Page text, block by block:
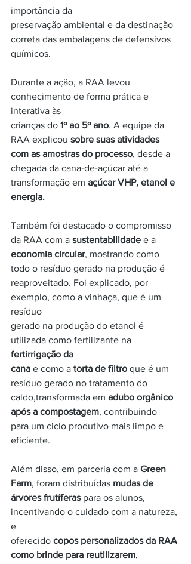
importância da
preservação ambiental e da destinação
correta das embalagens de defensivos
químicos.
Durante a ação, a RAA levou
conhecimento de forma prática e
interativa às
crianças do 1º ao 5º ano. A equipe da
RAA explicou sobre suas atividades
com as amostras do processo, desde a
chegada da cana-de-açúcar até a
transformação em açúcar VHP, etanol e
energia.
Também foi destacado o compromisso
da RAA com a sustentabilidade e a
economia circular, mostrando como
todo o resíduo gerado na produção é
reaproveitado. Foi explicado, por
exemplo, como a vinhaça, que é um
resíduo
gerado na produção do etanol é
utilizada como fertilizante na
fertirrigação da
cana e como a torta de filtro que é um
resíduo gerado no tratamento do
caldo,transformada em adubo orgânico
após a compostagem, contribuindo
para um ciclo produtivo mais limpo e
eficiente.
Além disso, em parceria com a Green
Farm, foram distribuídas mudas de
árvores frutíferas para os alunos,
incentivando o cuidado com a natureza,
e
oferecido copos personalizados da RAA
como brinde para reutilizarem,